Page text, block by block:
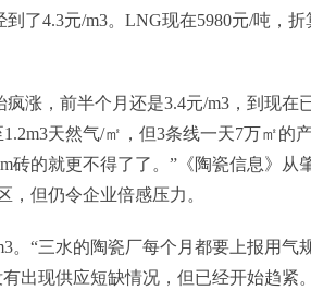
了4.3元/m3。LNG现在5980元/吨，
涨，前半个月还是3.4元/m3，到现在
天然气/㎡，但3条线一天7万㎡的
砖的就更不得了了。”《陶瓷信息》从
，但仍令企业倍感压力。
。“三水的陶瓷厂每个月都要上报用气
出现供应短缺情况，但已经开始趋紧。